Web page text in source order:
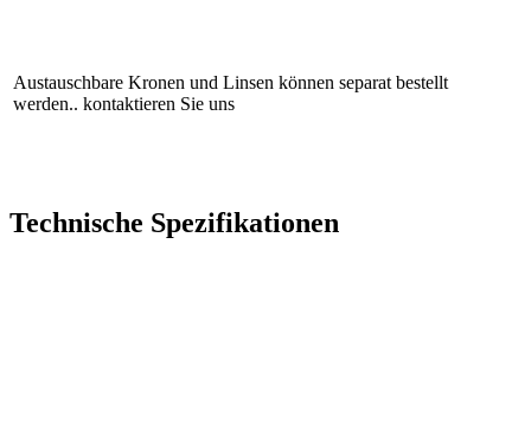
Austauschbare Kronen und Linsen können separat bestellt
werden.. kontaktieren Sie uns
Technische Spezifikationen